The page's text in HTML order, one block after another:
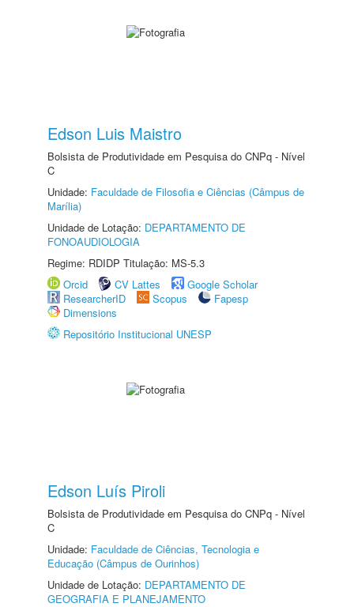
Edson Luis Maistro
Bolsista de Produtividade em Pesquisa do CNPq - Nível
C
Unidade: Faculdade de Filosofia e Ciências (Câmpus de
Marília)
Unidade de Lotação: DEPARTAMENTO DE
FONOAUDIOLOGIA
Regime: RDIDP Titulação: MS-5.3
Orcid
CV Lattes
Google Scholar
ResearcherID
Scopus
Fapesp
Dimensions
Repositório Institucional UNESP
Edson Luís Piroli
Bolsista de Produtividade em Pesquisa do CNPq - Nível
C
Unidade: Faculdade de Ciências, Tecnologia e
Educação (Câmpus de Ourinhos)
Unidade de Lotação: DEPARTAMENTO DE
GEOGRAFIA E PLANEJAMENTO